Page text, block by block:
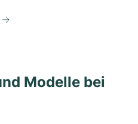
Modelle bei